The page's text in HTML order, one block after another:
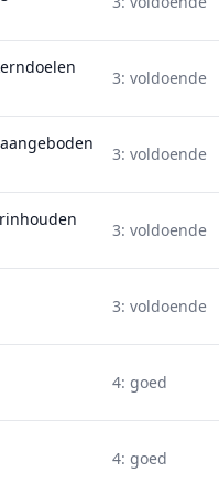
3: voldoende
3: voldoende
3: voldoende
3: voldoende
4: goed
4: goed